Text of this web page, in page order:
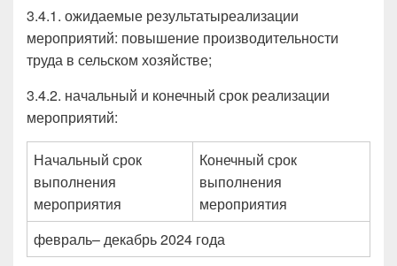
3.4.1. ожидаемые результатыреализации
мероприятий: повышение производительности
труда в сельском хозяйстве;
3.4.2. начальный и конечный срок реализации
мероприятий:
Начальный срок
выполнения
мероприятия
Конечный срок
выполнения
мероприятия
февраль– декабрь 2024 года